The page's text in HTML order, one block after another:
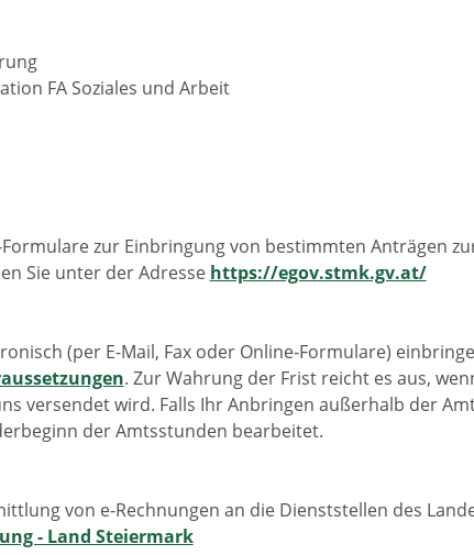
FA Soziales und Arbeit
zur Einbringung von bestimmten Anträgen
Sie unter der Adresse https://egov.stmk.gv.at/
(per E-Mail, Fax oder Online-Formulare)
. Zur Wahrung der Frist reicht es aus,
versendet wird. Falls Ihr Anbringen außerhalb der
der Amtsstunden bearbeitet.
von e-Rechnungen an die Dienststellen des
- Land Steiermark